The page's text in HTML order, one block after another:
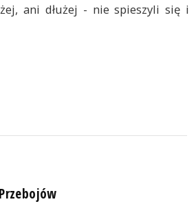
ani dłużej - nie spieszyli się i